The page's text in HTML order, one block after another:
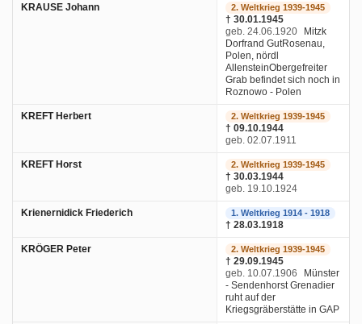
KRAUSE Johann 2. Weltkrieg 1939-1945
† 30.01.1945
geb. 24.06.1920
Mitzk
Dorfrand GutRosenau,
Polen, nördl
AllensteinObergefreiter
Grab befindet sich noch in
Roznowo - Polen
KREFT Herbert 2. Weltkrieg 1939-1945
† 09.10.1944
geb. 02.07.1911
KREFT Horst 2. Weltkrieg 1939-1945
† 30.03.1944
geb. 19.10.1924
Krienernidick Friederich 1. Weltkrieg 1914 - 1918
† 28.03.1918
KRÖGER Peter 2. Weltkrieg 1939-1945
† 29.09.1945
geb. 10.07.1906
Münster
- Sendenhorst Grenadier
ruht auf der
Kriegsgräberstätte in GAP